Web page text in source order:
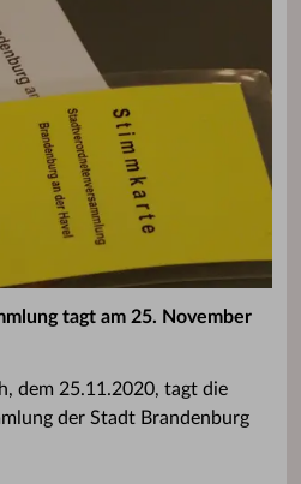
tagt am 25. November
dem 25.11.2020, tagt die
der Stadt Brandenburg